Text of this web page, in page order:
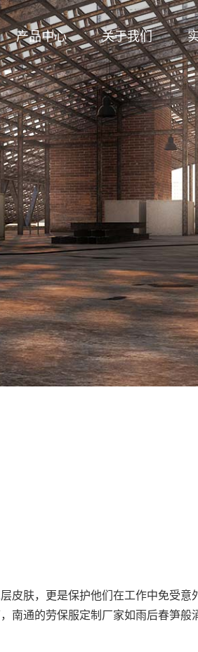
产品中心 关于我们
肤，更是保护他们在工作中免受
南通的劳保服定制厂家如雨后春笋般